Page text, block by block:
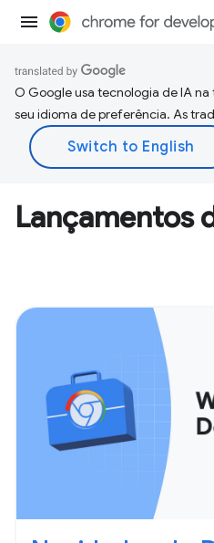
O Google usa tecnologia de IA
seu idioma de preferência. As
Lançamentos